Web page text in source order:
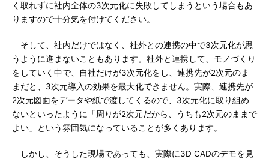
く取れずに社内全体の3次元化に失敗してしまうという場合もあ
りますので十分気を付けてください。
そして、社内だけではなく、社外との連携の中で3次元化が思
うように進まないこともあります。社外と連携して、モノづくり
をしていく中で、自社だけが3次元化をし、連携先が2次元のま
まだと、3次元導入の効果を最大化できません。実際、連携先が
2次元図面をデータや紙で渡してくるので、3次元化に取り組め
ないといったように「周りが2次元だから、うちも2次元のままで
よい」という雰囲気になっていることが多くあります。
しかし、そうした現場であっても、実際に3D CADのデモを見